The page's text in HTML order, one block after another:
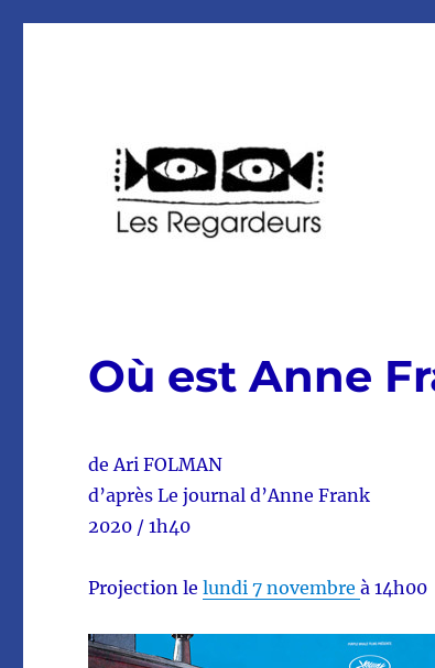
Où est Anne
de Ari FOLMAN
d’après Le journal d’Anne Frank
2020 / 1h40
Projection lelundi 7 novembreà 14h00